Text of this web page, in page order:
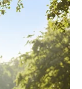
para
a certeza que a
poderá usufruir
destacou Júlio